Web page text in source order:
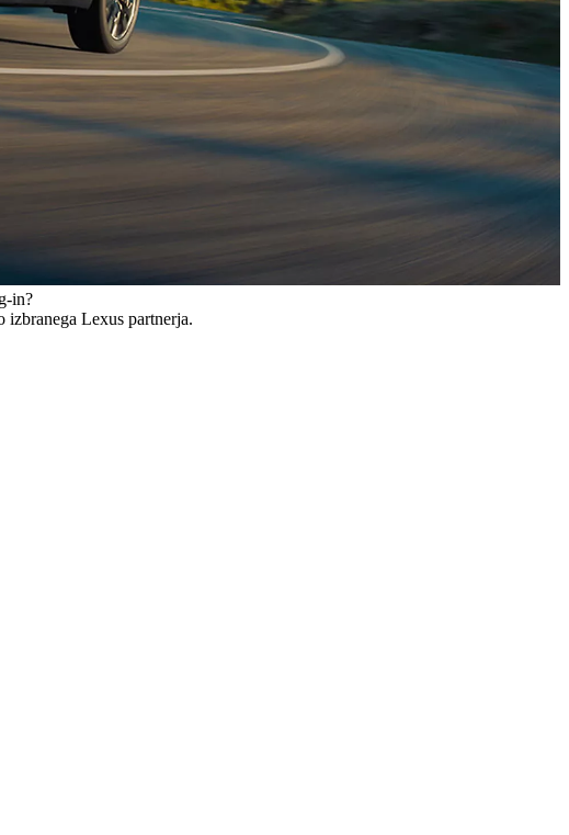
in?
izbranega Lexus partnerja.